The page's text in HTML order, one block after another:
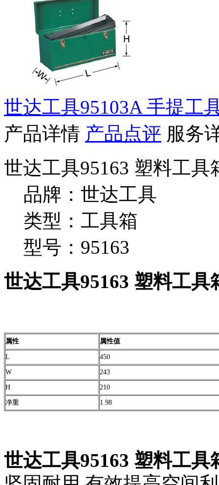
世达工具95103A 手提工
产品详情 产品点评 服务
世达工具95163 塑料工具
品牌：世达工具
类型：工具箱
型号：95163
世达工具95163 塑料工具
属性 属性值
L 450
W 243
H 210
净重 1.98
世达工具95163 塑料工具